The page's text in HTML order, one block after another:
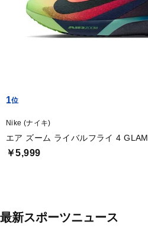
1
Nike (ナイキ)
エア ズーム ライバルフライ 4 GLAM
￥5,999
最新スポーツニュース